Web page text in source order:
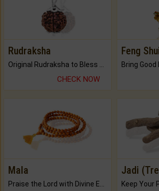
Rudraksha
CHECK NOW
Feng
Mala Jadi